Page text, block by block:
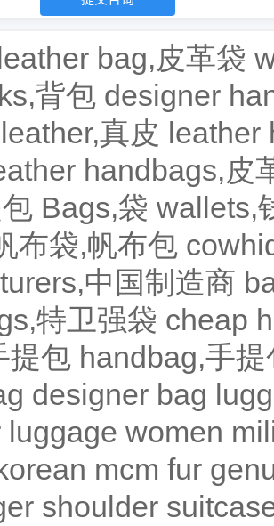
bag,皮革袋
背包 designer
真皮 leather
handbags,皮
Bags,袋 wallets,
布袋,帆布包
中国制造商
特卫强袋 cheap
提包 handbag,手提
designer bag
luggage women
mcm fur
shoulder